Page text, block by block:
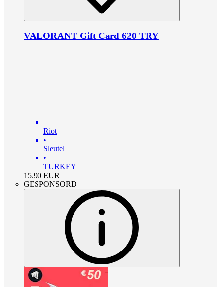
VALORANT Gift Card 620 TRY
Riot
•
Sleutel
•
TURKEY
15.90 EUR
GESPONSORD